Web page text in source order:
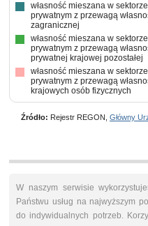
własność mieszana w sektorze
prywatnym z przewagą
zagranicznej
własność mieszana w sektorze
prywatnym z przewagą
prywatnej krajowej pozostałej
własność mieszana w sektorze
prywatnym z przewagą
krajowych osób fizycznych
własność mieszana między
przewagą własności sektora
prywatnego, w tym z przewagą
własność państwowych osób
prywatnym z brakiem przewagi
któregokolwiek rodzaju
prywatnej
pozostałe
Źródło: Rejestr REGON, Główny
W naszym serwisie
Państwu usług na najwyższym
do indywidualnych potrzeb.